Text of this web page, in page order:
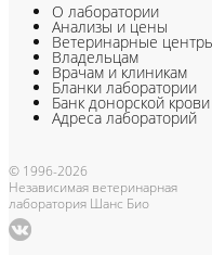
О лаборатории
Анализы и цены
Ветеринарные
Владельцам
Врачам и клиникам
Бланки лаборатории
Банк донорской крови
Адреса лабораторий
© 1996-2026
Независимая ветеринарная
лаборатория Шанс Био